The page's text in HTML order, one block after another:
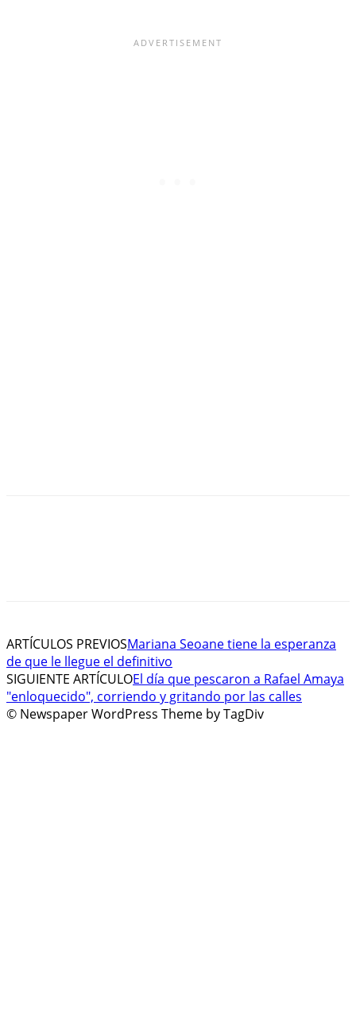
ARTÍCULOS PREVIOSMariana Seoane tiene la esperanza
de que le llegue el definitivo
SIGUIENTE ARTÍCULOEl día que pescaron a Rafael Amaya
"enloquecido", corriendo y gritando por las calles
© Newspaper WordPress Theme by TagDiv